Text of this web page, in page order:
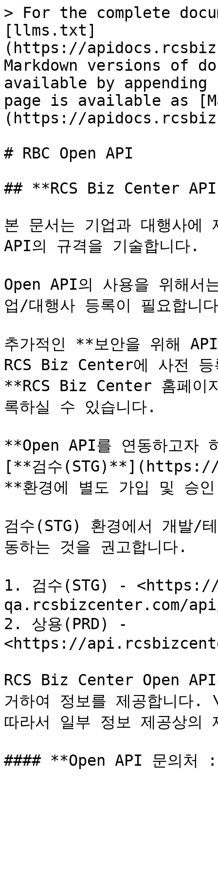
> For the complete
[llms.txt]
(https://
Markdown versions of
available by
page is available as
(https://
# RBC Open API
## **RCS Biz Center
본 문서는 기업과 대행사
API의 규격을 기술합니다.
Open API의 사용을 위해
업/대행사 등록이 필요합니
추가적인 **보안을 위해
RCS Biz Center에 사전
**RCS Biz Center 홈페이
록하실 수 있습니다.
**Open API를 연동하고자
[**검수
**환경에 별도 가입 및 승
검수(STG) 환경에서 개발/
동하는 것을 권고합니다.
1. 검수(STG) -
qa.rcsbizcenter.com/
2. 상용(PRD) -
<https://
RCS Biz Center Open
거하여 정보를 제공합니다.
따라서 일부 정보 제공상의